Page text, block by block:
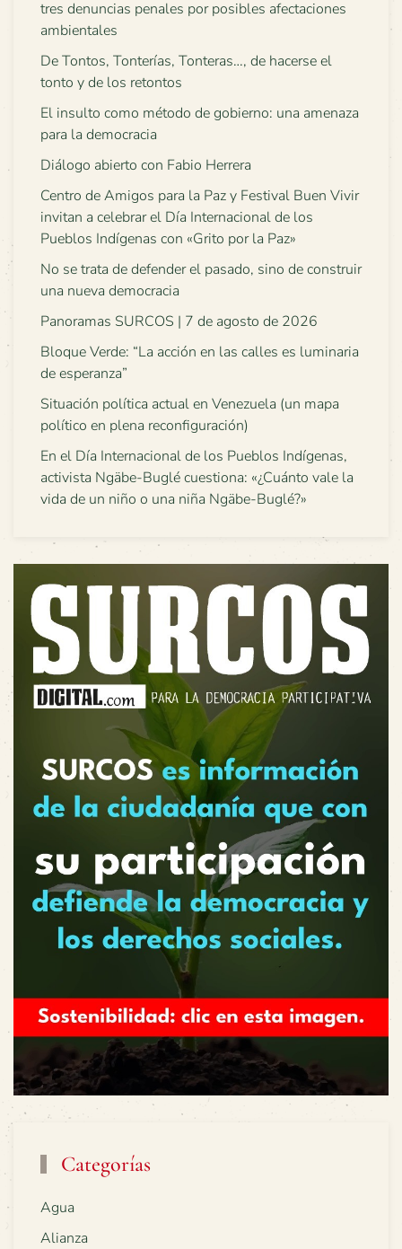
tres denuncias penales por posibles afectaciones
ambientales
De Tontos, Tonterías, Tonteras…, de hacerse el
tonto y de los retontos
El insulto como método de gobierno: una amenaza
para la democracia
Diálogo abierto con Fabio Herrera
Centro de Amigos para la Paz y Festival Buen Vivir
invitan a celebrar el Día Internacional de los
Pueblos Indígenas con «Grito por la Paz»
No se trata de defender el pasado, sino de construir
una nueva democracia
Panoramas SURCOS | 7 de agosto de 2026
Bloque Verde: “La acción en las calles es luminaria
de esperanza”
Situación política actual en Venezuela (un mapa
político en plena reconfiguración)
En el Día Internacional de los Pueblos Indígenas,
activista Ngäbe-Buglé cuestiona: «¿Cuánto vale la
vida de un niño o una niña Ngäbe-Buglé?»
Categorías
Agua
Alianza